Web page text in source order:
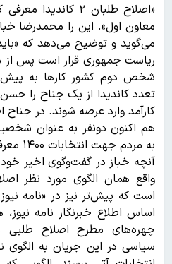
«اصلاح طلبان ۲
معاون اول». این را محمدرضا
می‌گوید و توضیح می‌دهد که
ریاست جمهوری قرار است پس از
شخص دوم کشور کار‌ها به پیش
تعدد کاندیدا از یک جناح را حسن
کارآمد وارد عرصه شوند. در جناح
هم اکنون دونفر به عنوان
به مردم جهت انتخابات ۱۴۰۰ معرفی شوند».
آنچه خباز در گفت‌وگوی اخیر خود
واقع همان الگوی مورد نظر
است که پیش‌تر نیز در «نامه
اساس اطلاع خبرنگار نامه
چهره‌های مطرح اصلاح طلبی
سیاسی در این جریان به الگوی